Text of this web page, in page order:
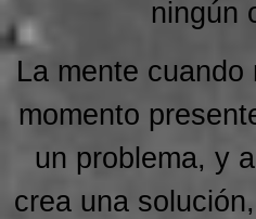
ningún
La mente cuando
momento
un problema, y
crea una